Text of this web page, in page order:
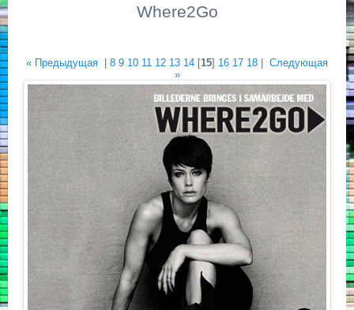
Where2Go
« Предыдущая 8 9 10 11 12 13 14 [15] 16 17 18
Следующая
»